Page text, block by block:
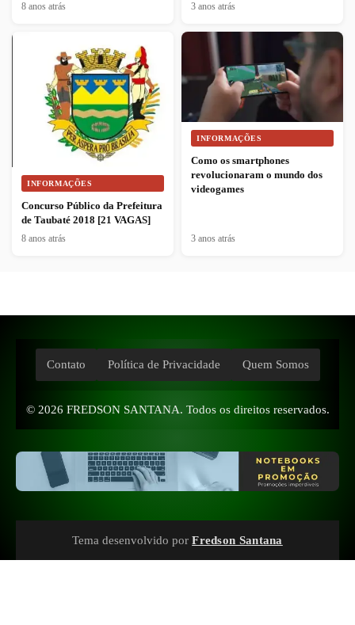
8 anos atrás 3 anos atrás
INFORMAÇÕES
Concurso Público da Prefeitura
de Taubaté 2018 [21 VAGAS]
8 anos atrás
INFORMAÇÕES
Como os smartphones
revolucionaram o mundo dos
videogames
3 anos atrás
Contato Política de Privacidade Quem Somos
© 2026 FREDSON SANTANA. Todos os direitos reservados.
Tema desenvolvido por Fredson Santana